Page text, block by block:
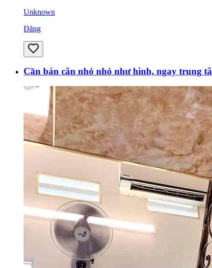
Unknown
Đăng
Cần bán căn nhỏ nhỏ như hình, ngay trung